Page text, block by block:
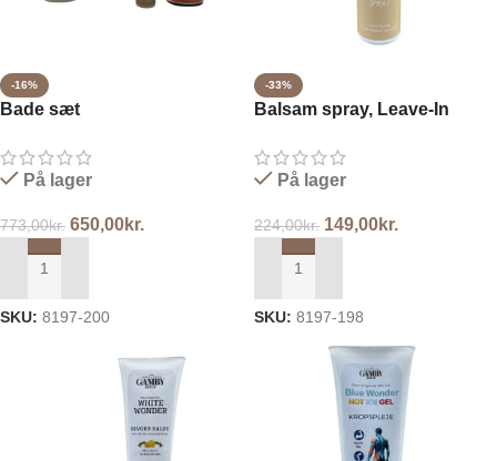
-16%
Bade sæt
På lager
773,00kr. 650,00kr.
TILFØJ TIL KURV
SKU: 8197-200
-33%
Balsam spray, Leave-In
På lager
224,00kr. 149,00kr.
TILFØJ TIL KURV
SKU: 8197-198